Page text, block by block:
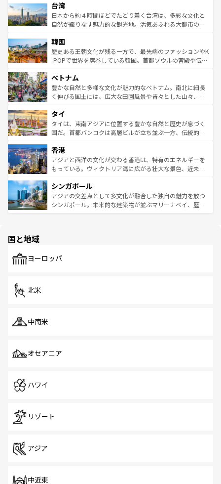
ならではの贅沢な旅のスタイルだ。 なお、新着のアメリカ
情報はコンテンツ一覧を参照してほしい。
れるおもてなしの心で訪れる人々を迎えてくれるハワイの
人々、おいしいローカルフードやハワイアンミュージッ
ク、伝統的なフラダンスなど、すべてがハワイの魅力を彩
ワイを、存分に味わってほしい。 なお、新着のハワイ情報
はコンテンツ一覧を参照してほしい。
リアリーフや大陸中央部にそびえるウルル（エアーズロッ
ク）、タスマニアの美しい原生林やケアンズの熱帯雨林な
ど、見どころがたくさん。また、カフェやワイン、オージ
いる。アクティビティも充実しており、サーフィンやダイ
ビング、ハイキングなど、アウトドア好きにはたまらな
い。オーストラリアの多彩な魅力を存分に味わいつくそ
参照してほしい。
台湾
日本から約４時間ほどでたどり着く台湾は、多彩な文化と
自然が織りなす魅力的な観光地。活気あふれる大都市の台
ン）、静ひつな山岳地帯である台湾東部など、都市の喧騒
と山間の静けさが共存しており、訪れる人に新しい発見と
驚きをもたらしてくれる。また、奥深い台湾の食文化も魅
容にもいいと評判のスイーツなど、バラエティ豊かな料理
が味わえる。 なお、新着の台湾情報は コンテンツ一覧を参
照してほしい。
韓国
歴史ある王朝文化が残る一方で、最先端のファッションやK
-POPで世界を席巻している韓国。首都ソウルの宮殿や伝統
き、地方に足を延ばせば四季折々の自然美を楽しむことが
できる。そして、キムチや焼肉、絶品のストリートフード
まで、さまざまな韓国料理が待っている。夜には、韓国な
リティに包まれながら、韓国の多彩な魅力を心ゆくまで味
わってみてほしい。 なお、新着の韓国情報はコンテンツ一
覧を参照してほしい。
ベトナム
豊かな自然と多様な文化が魅力的なベトナム。南北に細長
く伸びる国土には、広大な田園風景や青々とした山々、世
急速な発展と共に伝統が息づく。ハノイの古い町並みやホ
ーチミン市のフランス統治時代の建物も、独特の雰囲気を
醸し出している。また、バラエティの豊かさとおいしさで
とつ。フォーやバインミー、ベトナムコーヒーなどは、ぜ
ひ現地で味わいたい。どの地域を訪れてもあたたかい人々
が旅行者を迎えてくれるので、きっと忘れられない旅にな
参照してほしい。
タイ
タイは、東南アジアに位置する豊かな自然と歴史が息づく
国だ。首都バンコクは高層ビルが立ち並ぶ一方、伝統的な
の活気が交差している。北部ではチェンマイなどの山岳地
帯で自然と触れ合い、南部ではプーケットやクラビの美し
いビーチでリゾート気分を楽しむことができる。タイ料理
激する。気候は一年中温暖で、どの季節にも異なる楽しみ
が待っている。親しみやすいタイの人々、仏教を中心とし
た文化、そして多様な観光資源が、訪れる旅人を魅了し続
香港
アジアと西洋の文化が交わる香港は、特有のエネルギーを
もっている。ヴィクトリア湾に広がる壮大な景色、近未来
み、どこを訪れても感動するはず。観光スポットが密集し
ており、効率よく見どころを回れるのも魅力。息をのむよ
うな絶景から文化的な体験まで、香港を存分に楽しみ尽く
シンガポール
アジアの交差点として多文化が融合した独自の魅力を放つ
シンガポール。未来的な建築物が並ぶマリーナベイ、歴史
で、ホーカーズは地元の風情を楽しめる外せないスポット
国と地域
ヨーロッパ
北米
中南米
オセアニア
ハワイ
リゾート
アジア
中近東